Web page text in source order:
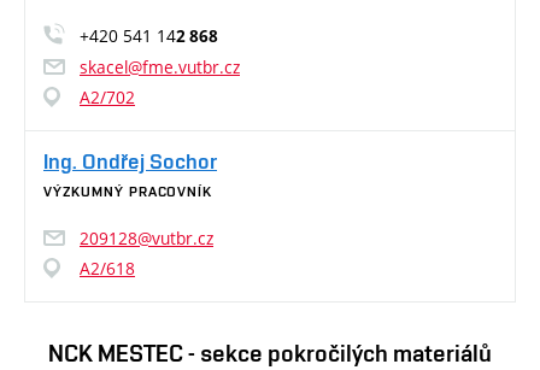
+420 541 142 868
skacel@fme.vutbr.cz
A2/702
Ing. Ondřej Sochor
VÝZKUMNÝ PRACOVNÍK
209128@vutbr.cz
A2/618
NCK MESTEC - sekce pokročilých materiálů